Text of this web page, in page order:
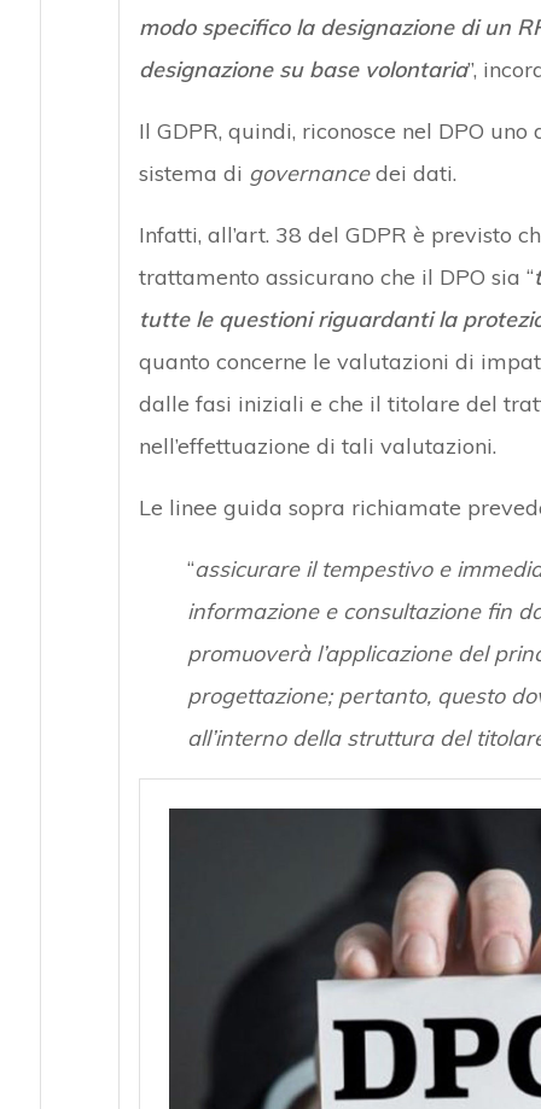
modo specifico la designazione di un
designazione su base volontaria”,
Il GDPR, quindi, riconosce nel DPO
sistema di governancedei dati.
Infatti, all’art. 38 del GDPR è previsto
trattamento assicurano che il DPO sia “
tutte le questioni riguardanti la
quanto concerne le valutazioni di
dalle fasi iniziali e che il titolare del
nell’effettuazione di tali valutazioni.
Le linee guida sopra richiamate
“assicurare il tempestivo e
informazione e consultazione fin
promuoverà l’applicazione del
progettazione; pertanto, questo
all’interno della struttura del